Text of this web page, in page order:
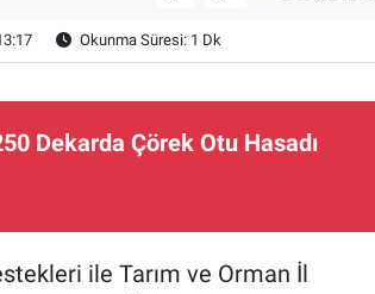
Okunma Süresi: 1 Dk
Dekarda Çörek Otu Hasadı
ile Tarım ve Orman İl